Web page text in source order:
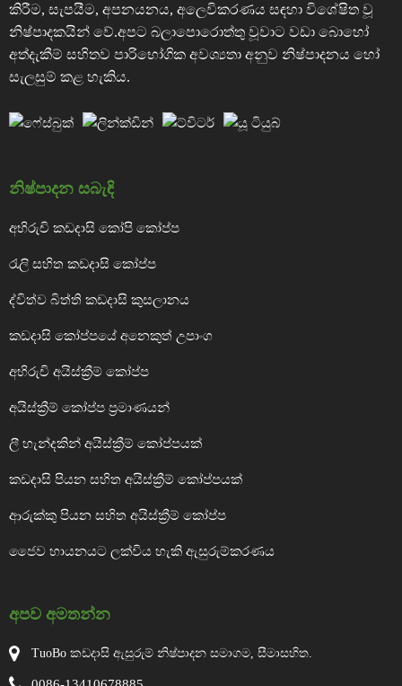
කිරීම, සැපයීම, අපනයනය, අලෙවිකරණය සඳහා විශේෂිත වූ
නිෂ්පාදකයින් වේ.අපට බලාපොරොත්තු වූවාට වඩා බොහෝ
අත්දැකීම් සහිතව පාරිභෝගික අවශ්‍යතා අනුව නිෂ්පාදනය හෝ
සැලසුම් කළ හැකිය.
නිෂ්පාදන සබැඳි
අභිරුචි කඩදාසි කෝපි කෝප්ප
රැලි සහිත කඩදාසි කෝප්ප
ද්විත්ව බිත්ති කඩදාසි කුසලානය
කඩදාසි කෝප්පයේ අනෙකුත් උපාංග
අභිරුචි අයිස්ක්‍රීම් කෝප්ප
අයිස්ක්‍රීම් කෝප්ප ප්‍රමාණයන්
ලී හැන්දකින් අයිස්ක්‍රීම් කෝප්පයක්
කඩදාසි පියන සහිත අයිස්ක්‍රීම් කෝප්පයක්
ආරුක්කු පියන සහිත අයිස්ක්‍රීම් කෝප්ප
ජෛව හායනයට ලක්විය හැකි ඇසුරුම්කරණය
අපව අමතන්න
TuoBo කඩදාසි ඇසුරුම් නිෂ්පාදන සමාගම, සීමාසහිත.